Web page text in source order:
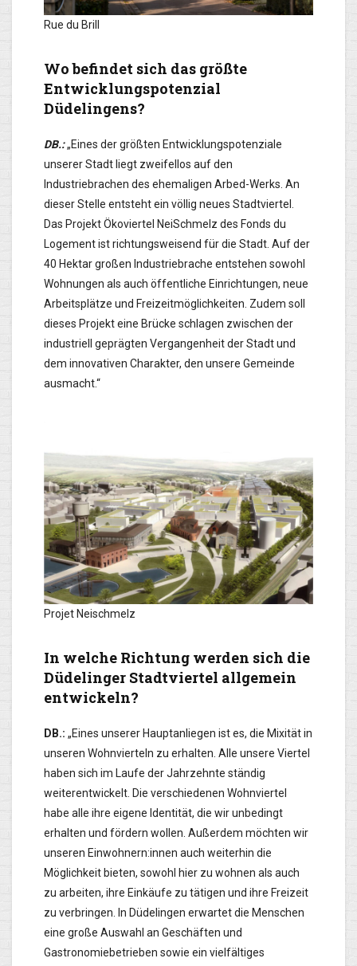
Rue du Brill
Wo befindet sich das größte
Entwicklungspotenzial
Düdelingens?
DB.:„Eines der größten Entwicklungspotenziale
unserer Stadt liegt zweifellos auf den
Industriebrachen des ehemaligen Arbed-Werks. An
dieser Stelle entsteht ein völlig neues Stadtviertel.
Das Projekt Ökoviertel NeiSchmelz des Fonds du
Logement ist richtungsweisend für die Stadt. Auf der
40 Hektar großen Industriebrache entstehen sowohl
Wohnungen als auch öffentliche Einrichtungen, neue
Arbeitsplätze und Freizeitmöglichkeiten. Zudem soll
dieses Projekt eine Brücke schlagen zwischen der
industriell geprägten Vergangenheit der Stadt und
dem innovativen Charakter, den unsere Gemeinde
ausmacht.“
Projet Neischmelz
In welche Richtung werden sich die
Düdelinger Stadtviertel allgemein
entwickeln?
DB.: „Eines unserer Hauptanliegen ist es, die Mixität in
unseren Wohnvierteln zu erhalten. Alle unsere Viertel
haben sich im Laufe der Jahrzehnte ständig
weiterentwickelt. Die verschiedenen Wohnviertel
habe alle ihre eigene Identität, die wir unbedingt
erhalten und fördern wollen. Außerdem möchten wir
unseren Einwohnern:innen auch weiterhin die
Möglichkeit bieten, sowohl hier zu wohnen als auch
zu arbeiten, ihre Einkäufe zu tätigen und ihre Freizeit
zu verbringen. In Düdelingen erwartet die Menschen
eine große Auswahl an Geschäften und
Gastronomiebetrieben sowie ein vielfältiges